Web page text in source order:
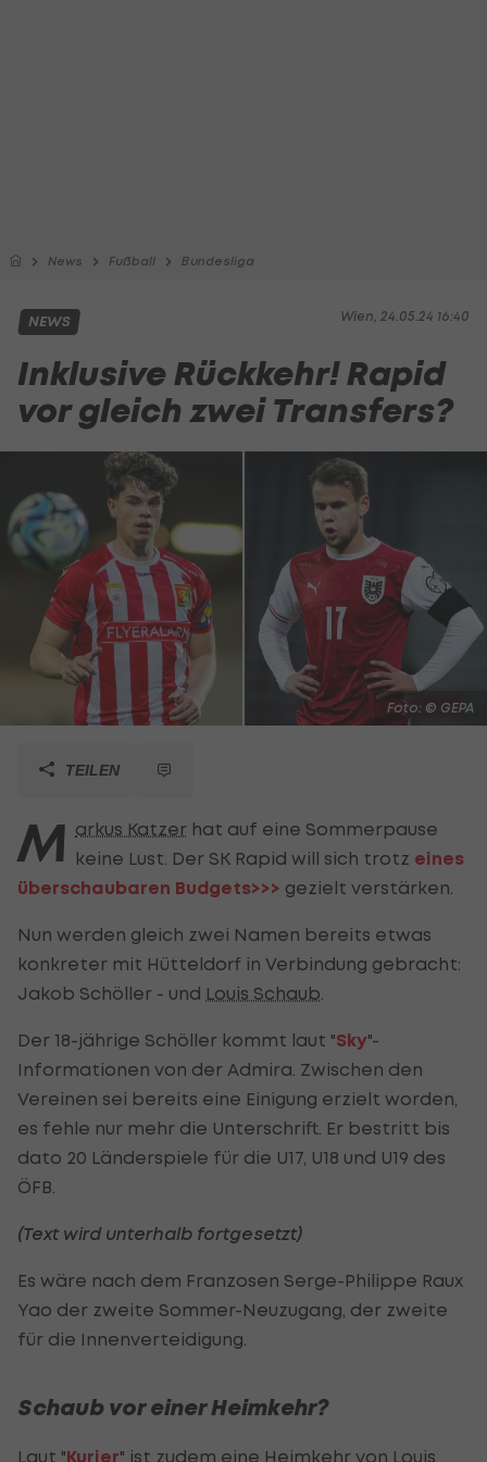
News Fußball Bundesliga
Wien, 24.05.24 16:40
NEWS
Inklusive Rückkehr! Rapid
vor gleich zwei Transfers?
Foto: © GEPA
TEILEN
M arkus Katzer hat auf eine Sommerpause
keine Lust. Der SK Rapid will sich trotz eines
überschaubaren Budgets>>> gezielt verstärken.
Nun werden gleich zwei Namen bereits etwas
konkreter mit Hütteldorf in Verbindung gebracht:
Jakob Schöller - und Louis Schaub
Der 18-jährige Schöller kommt laut "Sky"-
Informationen von der Admira. Zwischen den
Vereinen sei bereits eine Einigung erzielt worden,
es fehle nur mehr die Unterschrift. Er bestritt bis
dato 20 Länderspiele für die U17, U18 und U19 des
ÖFB.
(Text wird unterhalb fortgesetzt)
Es wäre nach dem Franzosen Serge-Philippe Raux
Yao der zweite Sommer-Neuzugang, der zweite
für die Innenverteidigung.
Schaub vor einer Heimkehr?
Laut "Kurier" ist zudem eine Heimkehr von Louis